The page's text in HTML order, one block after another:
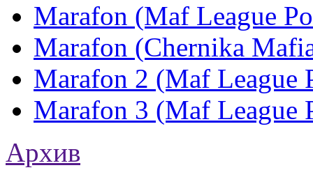
Marafon (Maf League
Marafon (Chernika
Marafon 2 (Maf League
Marafon 3 (Maf League
Архив